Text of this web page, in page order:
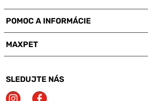
POMOC A INFORMÁCIE
MAXPET
SLEDUJTE NÁS